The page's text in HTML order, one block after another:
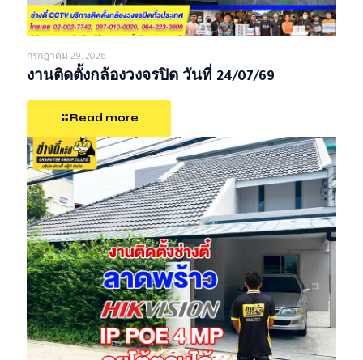
กรกฎาคม 29, 2026
งานติดตั้งกล้องวงจรปิด วันที่ 24/07/69
Read more